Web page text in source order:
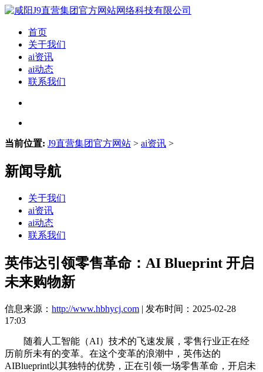
首页
关于我们
ai资讯
ai动态
联系我们
当前位置: J9直营集团官方网站 > ai资讯 >
新闻导航
关于我们
ai资讯
ai动态
联系我们
英伟达引领零售革命：AI Blueprint 开启
未来购物新
信息来源： http://www.hbhycj.com | 发布时间：2025-02-28
17:03
随着人工智能（AI）技术的飞速发展，零售行业正在经
历前所未有的变革。在这个变革的浪潮中，英伟达的
AIBlueprint以其独特的优势，正在引领一场零售革命，开启未